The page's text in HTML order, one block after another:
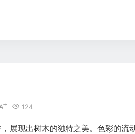
124
展现出树木的独特之美。色彩的流